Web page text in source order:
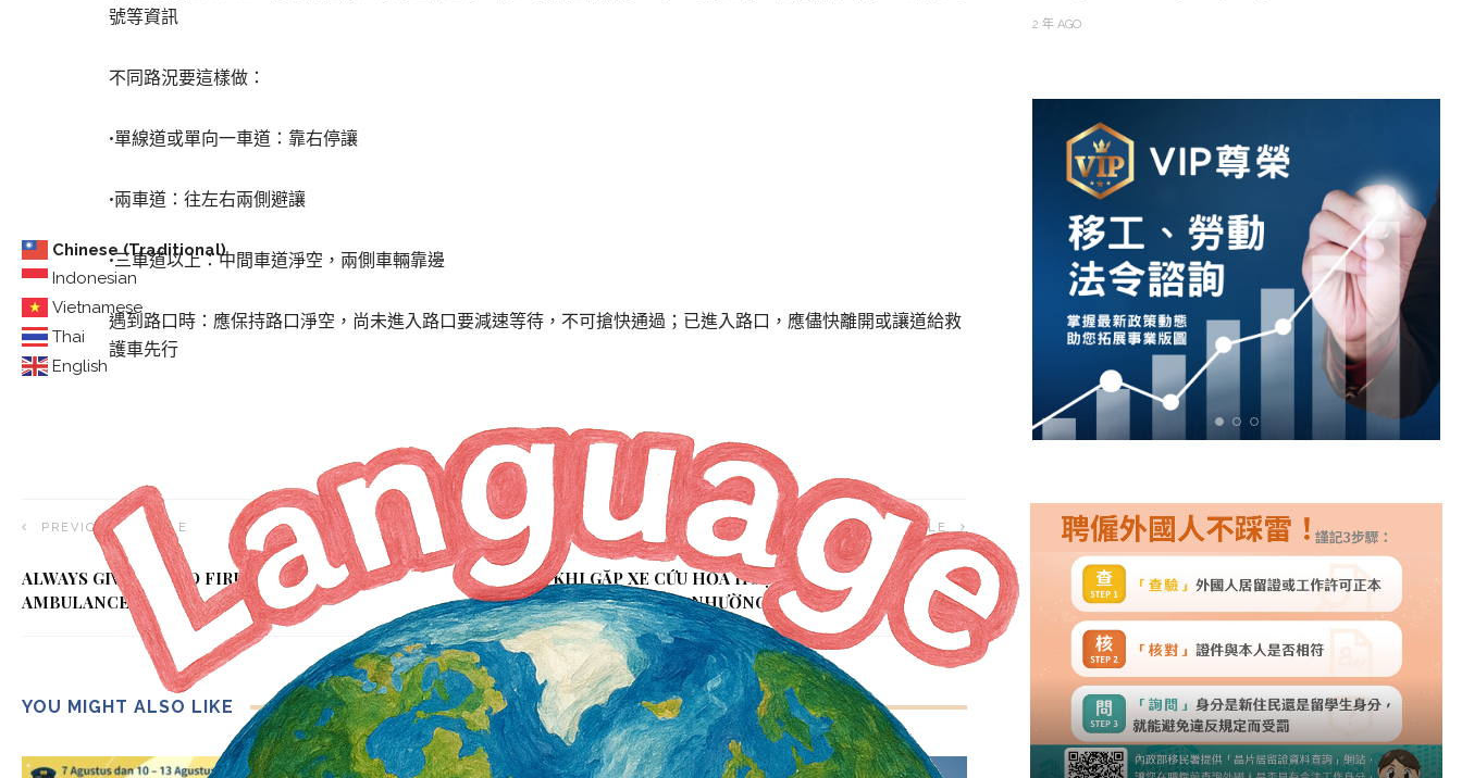
Chinese (Traditional)
Indonesian
Vietnamese
Thai
English
號等資訊
不同路況要這樣做：
•單線道或單向一車道：靠右停讓
•兩車道：往左右兩側避讓
•三車道以上：中間車道淨空，兩側車輛靠邊
遇到路口時：應保持路口淨空，尚未進入路口要減速等待，不可搶快通過；已進入路口，應儘快離開或讓道給救
護車先行
PREVIOUS ARTICLE
ALWAYS GIVE WAY TO FIRE TRUCKS AND
AMBULANCES
NEXT ARTICLE
KHI GẶP XE CỨU HỎA HOẶC XE CỨU THƯƠNG CẦN
NHƯỜNG ĐƯỜNG NHƯ THẾ NÀO?
YOU MIGHT ALSO LIKE
2 年 AGO